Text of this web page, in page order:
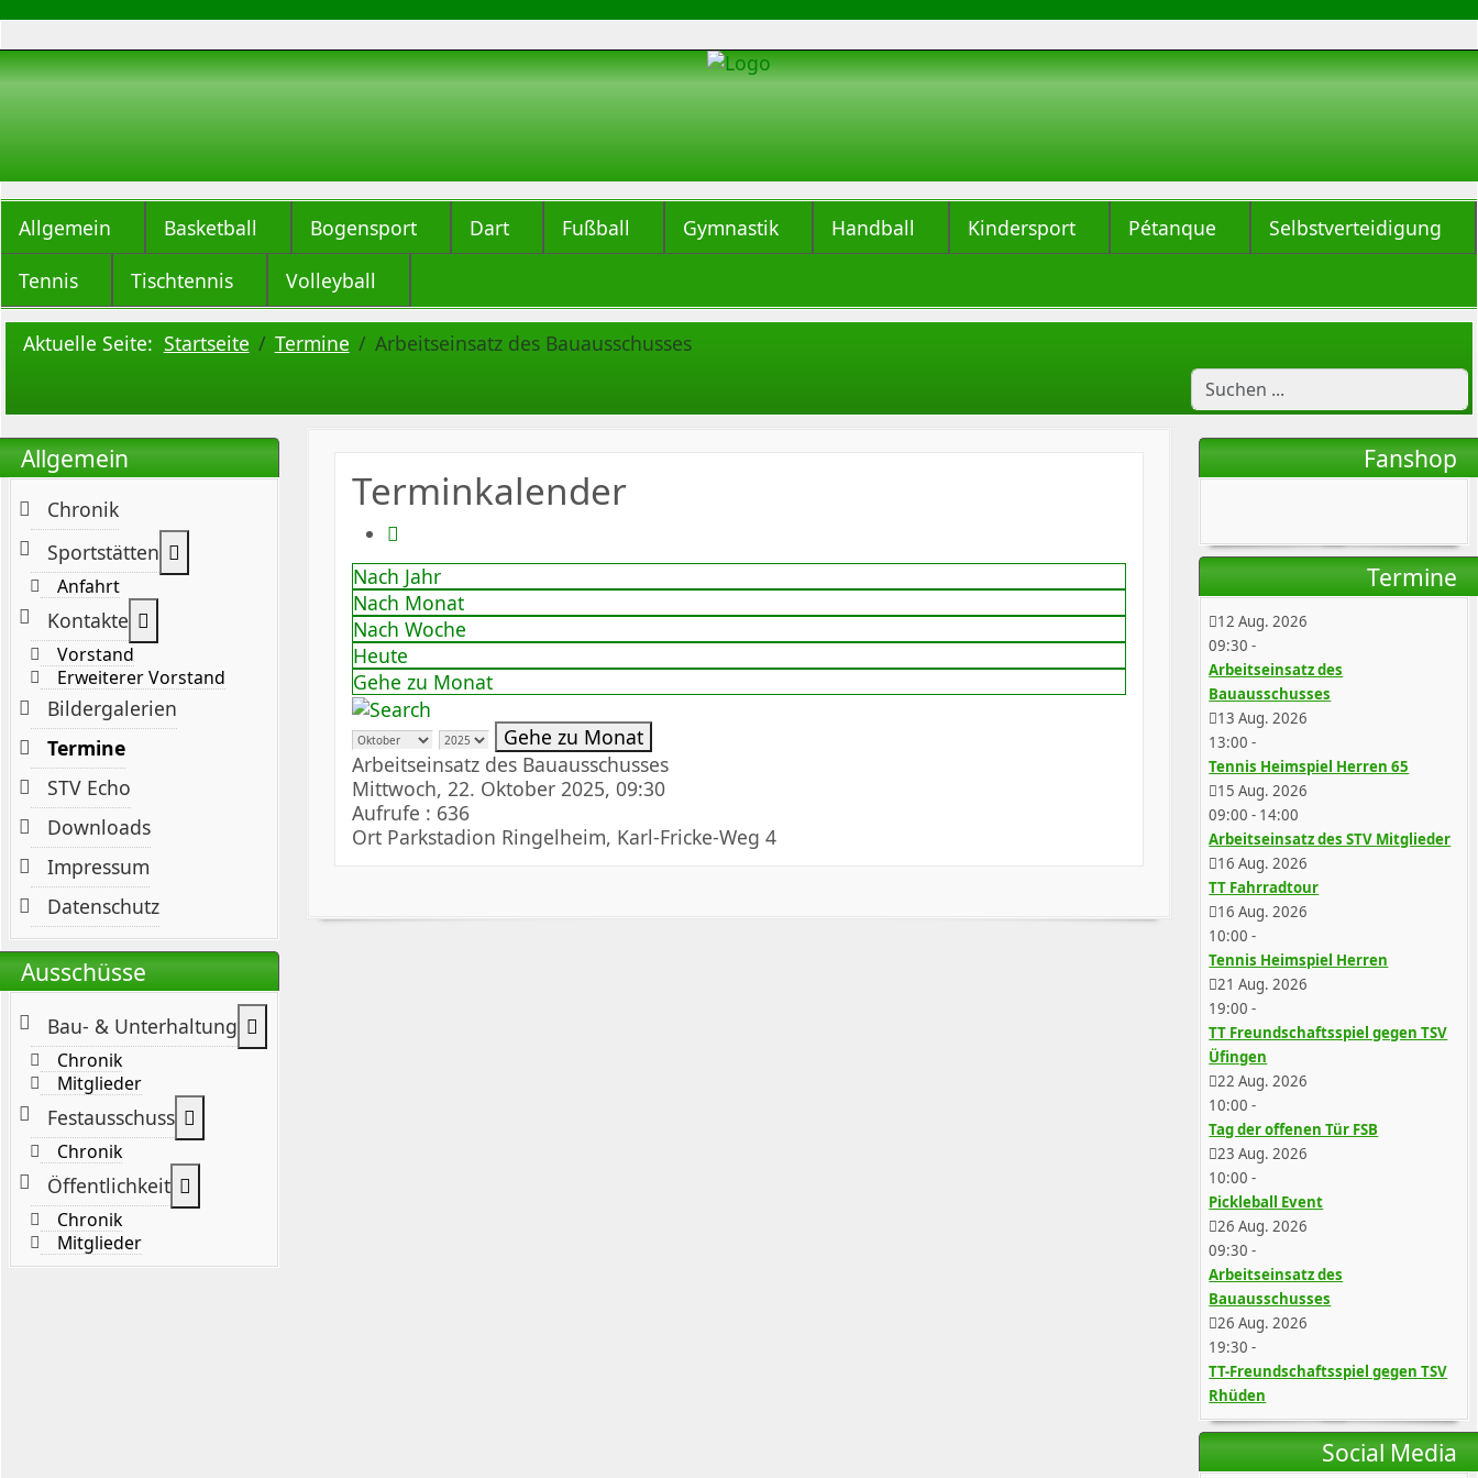
Allgemein Basketball Bogensport Dart Fußball Gymnastik Handball Kindersport Pétanque
Selbstverteidigung
Tennis
Tischtennis Volleyball
Aktuelle Seite: Startseite Termine Arbeitseinsatz des Bauausschusses
Allgemein
Chronik
Sportstätten
Anfahrt
Kontakte Weitere Informationen: Kontakte
Vorstand
Erweiterer Vorstand
Bildergalerien
Termine
STV Echo
Downloads
Impressum
Datenschutz
Ausschüsse
Bau- & Unterhaltung
Chronik
Mitglieder
Festausschuss
Chronik
Öffentlichkeit
Chronik
Mitglieder
Fanshop
Termine
12 Aug. 2026
09:30 -
Arbeitseinsatz des
Bauausschusses
13 Aug. 2026
13:00 -
Tennis Heimspiel Herren 65
15 Aug. 2026
09:00 - 14:00
Arbeitseinsatz des STV Mitglieder
16 Aug. 2026
TT Fahrradtour
16 Aug. 2026
10:00 -
Tennis Heimspiel Herren
21 Aug. 2026
19:00 -
TT Freundschaftsspiel gegen TSV
Üfingen
22 Aug. 2026
10:00 -
Tag der offenen Tür FSB
23 Aug. 2026
10:00 -
Pickleball Event
26 Aug. 2026
09:30 -
Arbeitseinsatz des
Bauausschusses
26 Aug. 2026
19:30 -
TT-Freundschaftsspiel gegen TSV
Rhüden
Social Media
Terminkalender
Nach Jahr
Nach Monat
Nach Woche
Heute
Gehe zu Monat
Gehe zu Monat
Arbeitseinsatz des Bauausschusses
Mittwoch, 22. Oktober 2025, 09:30
Aufrufe : 636
Ort Parkstadion Ringelheim, Karl-Fricke-Weg 4